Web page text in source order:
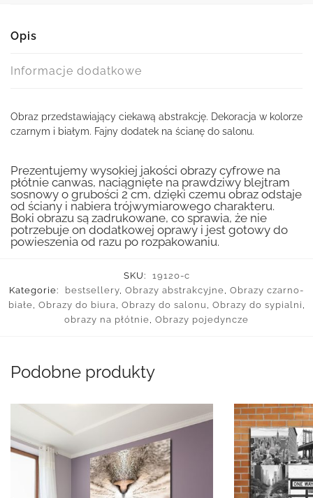
Opis
Informacje dodatkowe
Obraz przedstawiający ciekawą abstrakcję. Dekoracja w kolorze
czarnym i białym. Fajny dodatek na ścianę do salonu.
Prezentujemy wysokiej jakości obrazy cyfrowe na
płótnie canwas, naciągnięte na prawdziwy blejtram
sosnowy o grubości 2 cm, dzięki czemu obraz odstaje
od ściany i nabiera trójwymiarowego charakteru.
Boki obrazu są zadrukowane, co sprawia, że nie
potrzebuje on dodatkowej oprawy i jest gotowy do
powieszenia od razu po rozpakowaniu.
SKU:
19120-c
Kategorie:
bestsellery, Obrazy abstrakcyjne, Obrazy czarno-
białe, Obrazy do biura, Obrazy do salonu , Obrazy do sypialni ,
obrazy na płótnie, Obrazy pojedyncze
Podobne produkty